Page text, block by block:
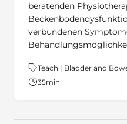
beratenden
verbundenen
Thema:
Teach | Bladder and
35min